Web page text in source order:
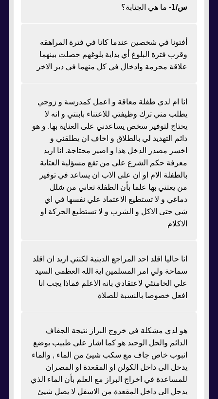
س/1- ما هي الجنابة؟
أفتونا في شخصين عندما كانا في فترة المراهقه
وقرب فترة البلوغ أي بداية بلوغهم حصلت بينهما
علاقة محرمة وادخال في كل منهما في دبر الاخر
انا ام لدي طفلة معاقة و اعمل كمدرسة و زوجي
يطلب مني ترك وظيفتي للاعتناء بابنتي و انه لا
يحتاج لتوفير سخص يساعدني على العناية بها. و هو
دائم التهديد لي بالطلاق و اخاف ان يطلقني و
اخسر مصدر الدخل هذا و اصير محتاجة. انا اريد
معرفة حكم الشرع علي من تقع مسؤلية العتاية
بالطفلة الام او ان على الاب ان يساعد في توفير
من يعتني بها علما بأن الطفلة تعاني من شلل
دماغي و لا تستطيع الاعتماد علي نفسها في اي
شي حتى الاكل و الشرب و لا تستطيع الحركة او
الاكلام
انا حاليا اقلد احد المراجع الدينية لكنني اريد ان اقلد
سماحة ولي امر المسلمين اية الله العظمى السيد
علي الخامنئي لاعتقادي بانه الاعلم فماذا يجب انا
افعل خصوصا بالنسبة للصلاة
هو لدي مشكلة في خروج البراز نتيجة الجفاف
الدائم والحل الوحيد هو كما اشار علي طبيب بوضع
انبوب خاص جاف مع سكب شيئ من الماء , والماء
يدخل الى داخل الكولن او المقعدة او المصران
للمساعدة في اخراج البراز مع العلم بأن الماء الذي
يدحل الى داخل المقعدة من الاسفل لا يصل شيئ